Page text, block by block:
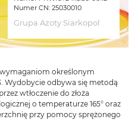
Numer CN: 25030010
Grupa Azoty Siarkopol
określonym
Wydobycie odbywa się metodą
wtłoczenie do złoża
o temperaturze 165° oraz
przy pomocy sprężonego